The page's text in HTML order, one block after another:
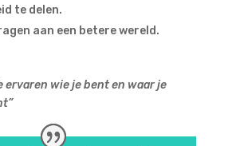
te delen.
aan een betere wereld.
ervaren wie je bent en waar je